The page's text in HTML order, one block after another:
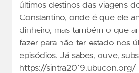
últimos destinos das viagens
Constantino, onde é que ele
dinheiro, mas também o que
fazer para não ter estado nos
episódios. Já sabes, ouve,
https://sintra2019.ubucon.org/